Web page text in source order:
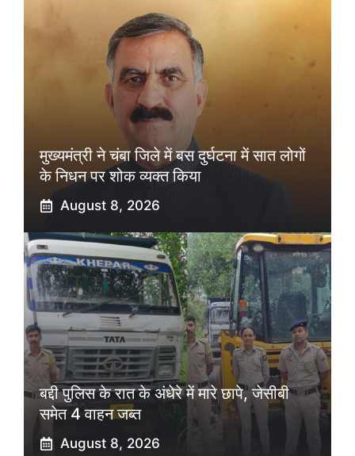
मुख्यमंत्री ने चंबा जिले में बस दुर्घटना में सात लोगों
के निधन पर शोक व्यक्त किया
August 8, 2026
बद्दी पुलिस के रात के अंधेरे में मारे छापे, जेसीबी
समेत 4 वाहन जब्त
August 8, 2026